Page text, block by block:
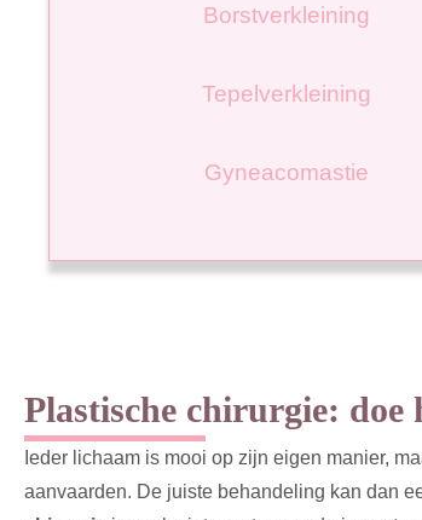
Borstverkleining
Tepelverkleining
Gyneacomastie
Plastische chirurgie: doe
Ieder lichaam is mooi op zijn eigen manier,
aanvaarden. De juiste behandeling kan dan